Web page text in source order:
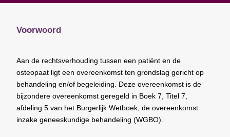
Voorwoord
Aan de rechtsverhouding tussen een patiënt en de
osteopaat ligt een overeenkomst ten grondslag gericht op
behandeling en/of begeleiding. Deze overeenkomst is de
bijzondere overeenkomst geregeld in Boek 7, Titel 7,
afdeling 5 van het Burgerlijk Wetboek, de overeenkomst
inzake geneeskundige behandeling (WGBO).